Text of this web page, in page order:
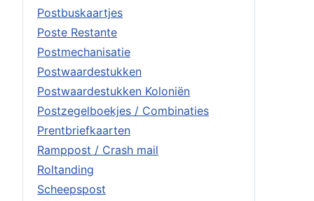
Postbuskaartjes
Poste Restante
Postmechanisatie
Postwaardestukken
Postwaardestukken Koloniën
Postzegelboekjes / Combinaties
Prentbriefkaarten
Ramppost / Crash mail
Roltanding
Scheepspost